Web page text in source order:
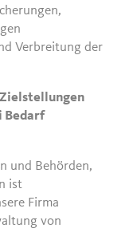
Verbreitung der
Zielstellungen
Bedarf
und Behörden,
ist
Firma
von